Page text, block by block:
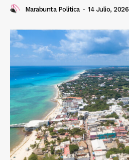
Marabunta Politica - 14 Julio, 2026